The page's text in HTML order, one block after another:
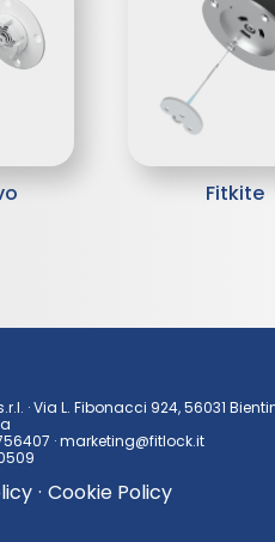
Fitkite
· Via L. Fibonacci 924, 56031
·marketing@fitlock.it
· Cookie Policy